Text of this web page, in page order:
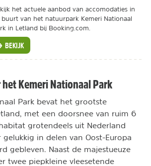
het actuele aanbod van accomodaties in
buurt van het natuurpark Kemeri Nationaal
in Letland bij Booking.com.
BEKIJK
Kemeri Nationaal Park
Park bevat het grootste
met een doorsnee van ruim 6
grotendeels uit Nederland
in delen van Oost-Europa
gebleven. Naast de majestueuze
twee piepkleine vleesetende